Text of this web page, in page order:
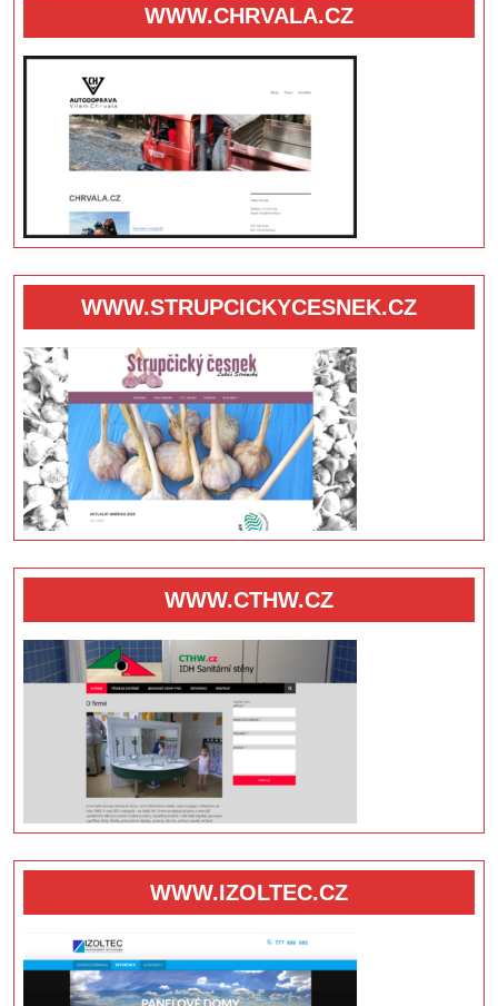
WWW.CHRVALA.CZ
WWW.STRUPCICKYCESNEK.CZ
WWW.CTHW.CZ
WWW.IZOLTEC.CZ